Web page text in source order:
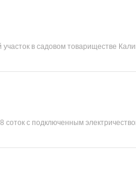
в садовом товариществе
с подключенным